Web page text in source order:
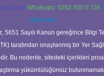
Whatsapp: 0262 606 0 726
@karabul
5651 Sayılı Kanun gereğince Bilgi
tarafından onaylanmış bir Yer
Bu nedenle, sitedeki içerikleri
yükümlülüğümüz